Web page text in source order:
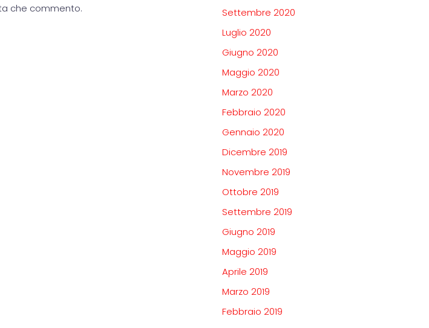
che commento.
Settembre 2020
Luglio 2020
Giugno 2020
Maggio 2020
Marzo 2020
Febbraio 2020
Gennaio 2020
Dicembre 2019
Novembre 2019
Ottobre 2019
Settembre 2019
Giugno 2019
Maggio 2019
Aprile 2019
Marzo 2019
Febbraio 2019